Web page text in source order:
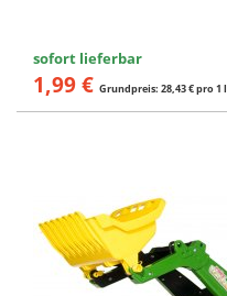
sofort lieferbar
1,99 € Grundpreis: 28,43 € pro 1 l